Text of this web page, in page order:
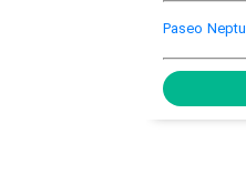
Avda. Mediterránia